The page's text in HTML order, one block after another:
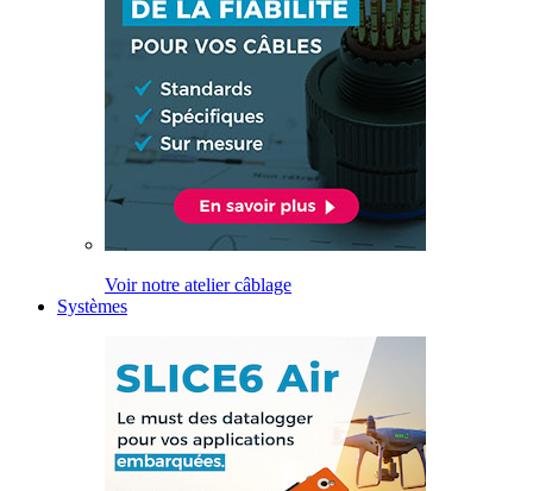
Voir notre atelier câblage
Systèmes